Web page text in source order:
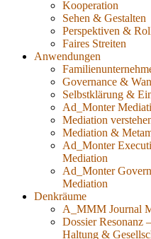
Kooperation
Sehen & Gestalten
Perspektiven &
Faires Streiten
Anwendungen
Governance &
Selbstklärung &
Ad_Monter
Mediation
Mediation &
Ad_Monter
Mediation
Ad_Monter
Mediation
Denkräume
A_MMM Journal
Dossier Resonanz
Haltung &